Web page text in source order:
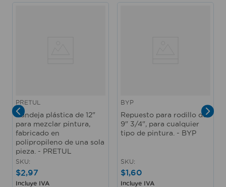
PRETUL
Bandeja plástica de 12"
para mezclar pintura,
fabricado en
polipropileno de una sola
pieza. - PRETUL
SKU:
$2,97
Incluye IVA
BYP
Repuesto para rodillo de
9" 3/4", para cualquier
tipo de pintura. - BYP
SKU:
$1,60
Incluye IVA